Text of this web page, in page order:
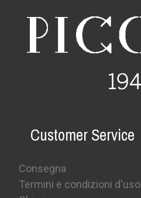
Customer Service
Consegna
Termini e condizioni d'uso